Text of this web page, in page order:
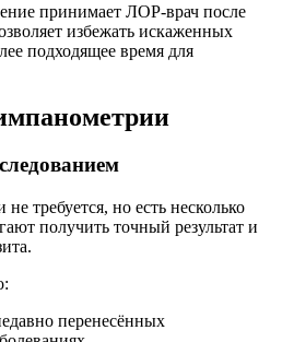
принимает ЛОР-врач после
избежать искаженных
подходящее время для
требуется, но есть несколько
получить точный результат и
перенесённых